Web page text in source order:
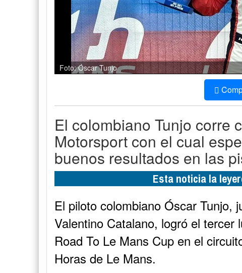
Foto: Óscar Tunjo
El colombiano Tunjo corre
Motorsport con el cual
buenos resultados en las
Esta noticia la
El piloto colombiano Óscar Tunjo,
Valentino Catalano, logró el tercer
Road To Le Mans Cup en el
Horas de Le Mans.